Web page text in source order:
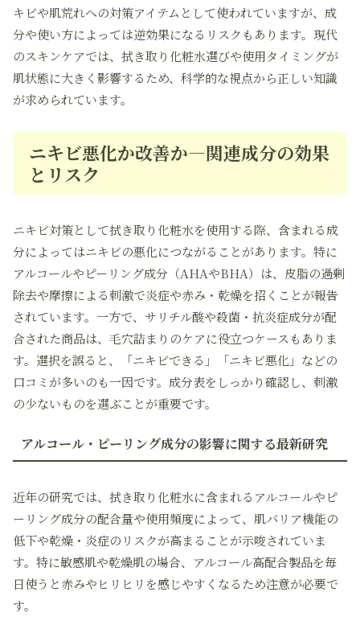
キビや肌荒れへの対策アイテムとして使われていますが、成
分や使い方によっては逆効果になるリスクもあります。現代
のスキンケアでは、拭き取り化粧水選びや使用タイミングが
肌状態に大きく影響するため、科学的な視点から正しい知識
が求められています。
ニキビ悪化か改善か―関連成分の効果
とリスク
ニキビ対策として拭き取り化粧水を使用する際、含まれる成
分によってはニキビの悪化につながることがあります。特に
アルコールやピーリング成分（AHAやBHA）は、皮脂の過剰
除去や摩擦による刺激で炎症や赤み・乾燥を招くことが報告
されています。一方で、サリチル酸や殺菌・抗炎症成分が配
合された商品は、毛穴詰まりのケアに役立つケースもありま
す。選択を誤ると、「ニキビできる」「ニキビ悪化」などの
口コミが多いのも一因です。成分表をしっかり確認し、刺激
の少ないものを選ぶことが重要です。
アルコール・ピーリング成分の影響に関する最新研究
近年の研究では、拭き取り化粧水に含まれるアルコールやピ
ーリング成分の配合量や使用頻度によって、肌バリア機能の
低下や乾燥・炎症のリスクが高まることが示唆されていま
す。特に敏感肌や乾燥肌の場合、アルコール高配合製品を毎
日使うと赤みやヒリヒリを感じやすくなるため注意が必要で
す。